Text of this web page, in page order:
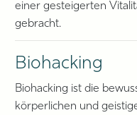
einer gesteigerten
gebracht.
Biohacking
Biohacking ist die
körperlichen und